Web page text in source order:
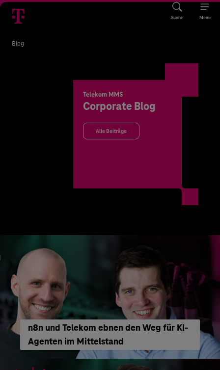
Suche Menü
Blog
Telekom MMS
Corporate Blog
Alle Beiträge
n8n und Telekom ebnen den Weg für KI-
Agenten im Mittelstand